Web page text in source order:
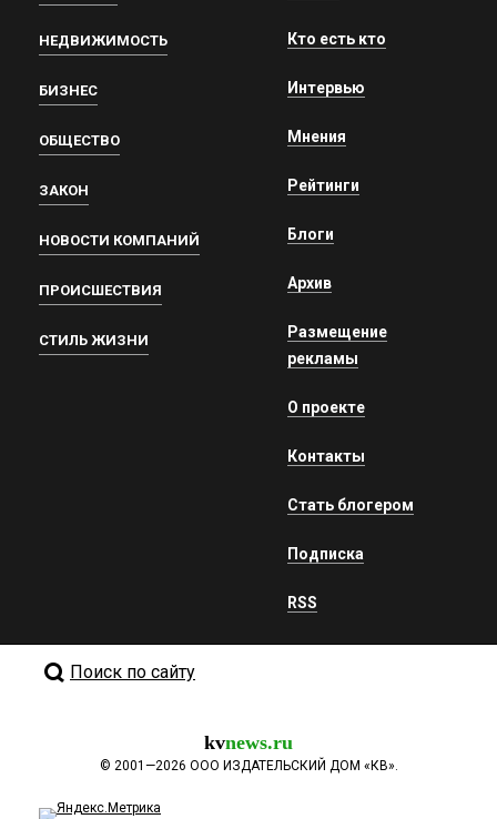
НЕДВИЖИМОСТЬ
БИЗНЕС
ОБЩЕСТВО
ЗАКОН
НОВОСТИ КОМПАНИЙ
ПРОИСШЕСТВИЯ
СТИЛЬ ЖИЗНИ
Кто есть кто
Интервью
Мнения
Рейтинги
Блоги
Архив
Размещение
рекламы
О проекте
Контакты
Стать блогером
Подписка
RSS
Поиск по сайту
kvnews.ru
© 2001—2026 ООО ИЗДАТЕЛЬСКИЙ ДОМ «КВ».